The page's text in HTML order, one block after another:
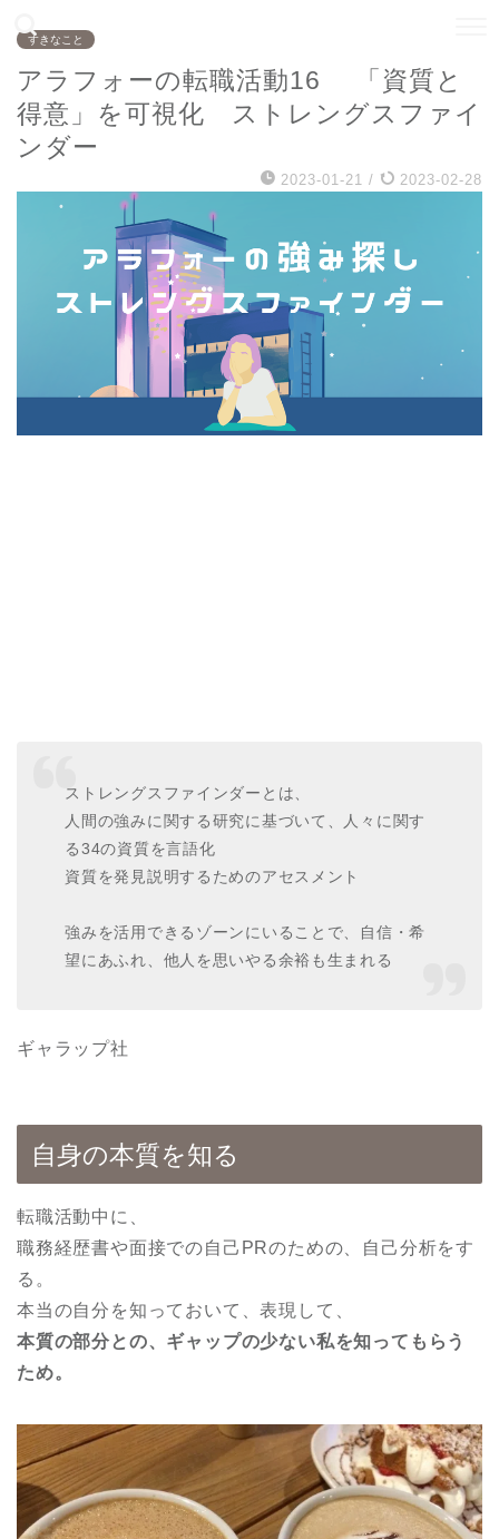
すきなこと
アラフォーの転職活動16 「資質と
得意」を可視化 ストレングスファイ
ンダー
2023-01-21 / 2023-02-28
ストレングスファインダーとは、
人間の強みに関する研究に基づいて、人々に関す
る34の資質を言語化
資質を発見説明するためのアセスメント
強みを活用できるゾーンにいることで、自信・希
望にあふれ、他人を思いやる余裕も生まれる
ギャラップ社
自身の本質を知る
転職活動中に、
職務経歴書や面接での自己PRのための、自己分析をす
る。
本当の自分を知っておいて、表現して、
本質の部分との、ギャップの少ない私を知ってもらう
ため。